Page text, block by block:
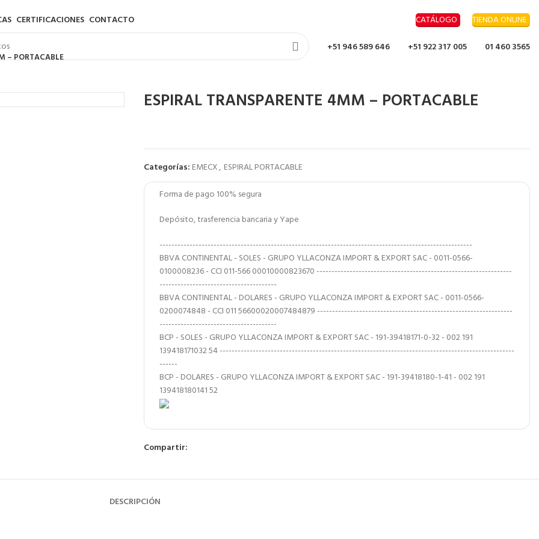
CERTIFICACIONES CONTACTO CATÁLOGO TIENDA ONLINE
+51 946 589 646 +51 922 317 005 01 460 3565
– PORTACABLE
ESPIRAL TRANSPARENTE 4MM – PORTACABLE
Categorías: EMECX, ESPIRAL PORTACABLE
Forma de pago 100% segura
Depósito, trasferencia bancaria y Yape
--------------------------------------------------------------------------------------------------------
BBVA CONTINENTAL - SOLES - GRUPO YLLACONZA IMPORT & EXPORT SAC - 0011-0566-
0100008236 - CCI 011-566 00010000823670 -----------------------------------------------------------------
---------------------------------------
BBVA CONTINENTAL - DOLARES - GRUPO YLLACONZA IMPORT & EXPORT SAC - 0011-0566-
0200074848 - CCI 011 56600020007484879 -----------------------------------------------------------------
---------------------------------------
BCP - SOLES - GRUPO YLLACONZA IMPORT & EXPORT SAC - 191-39418171-0-32 - 002 191
139418171032 54 --------------------------------------------------------------------------------------------------
------
BCP - DOLARES - GRUPO YLLACONZA IMPORT & EXPORT SAC - 191-39418180-1-41 - 002 191
139418180141 52
Compartir:
DESCRIPCIÓN